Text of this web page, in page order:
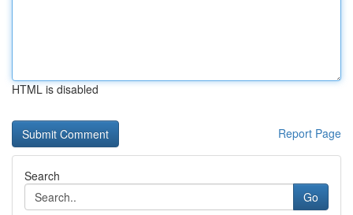
HTML is disabled
Report Page
Search
Go